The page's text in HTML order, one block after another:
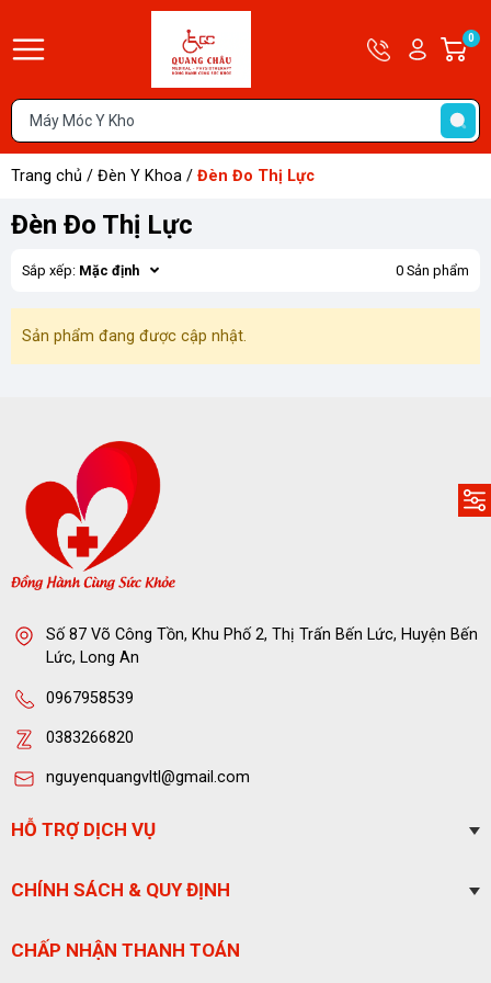
HotlineTài
khoản
Khách
0
Trang chủ / Đèn Y Khoa / Đèn Đo Thị Lực
Đèn Đo Thị Lực
Sắp xếp: Mặc định 0 Sản phẩm
Sản phẩm đang được cập nhật.
Số 87 Võ Công Tồn, Khu Phố 2, Thị Trấn Bến Lức, Huyện Bến
Lức, Long An
0967958539
0383266820
nguyenquangvltl@gmail.com
HỖ TRỢ DỊCH VỤ
CHÍNH SÁCH & QUY ĐỊNH
CHẤP NHẬN THANH TOÁN